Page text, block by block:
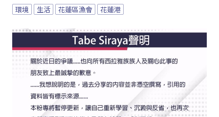
環境 生活 花蓮區漁會 花蓮港